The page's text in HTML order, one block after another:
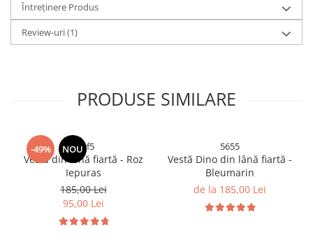
Întreținere Produs
Review-uri(1)
PRODUSE SIMILARE
-49% NOUhtgf5
Vestă din lână fiartă - Roz
Iepuras
185,00 Lei
95,00 Lei
5655
Vestă Dino din lână fiartă -
Bleumarin
de la 185,00 Lei